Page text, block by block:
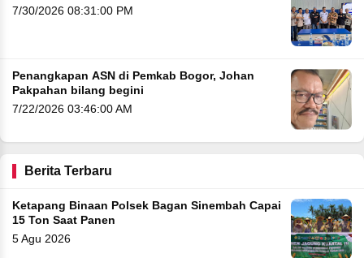
7/30/2026 08:31:00 PM
Penangkapan ASN di Pemkab Bogor, Johan
Pakpahan bilang begini
7/22/2026 03:46:00 AM
Berita Terbaru
Ketapang Binaan Polsek Bagan Sinembah Capai
15 Ton Saat Panen
5 Agu 2026